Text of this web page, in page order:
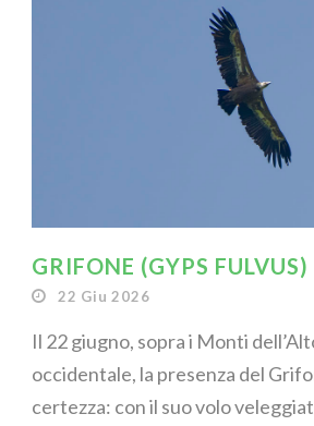
GRIFONE (GYPS FULVUS)
22 Giu 2026
Il 22 giugno, sopra i Monti
occidentale, la presenza del
certezza: con il suo volo